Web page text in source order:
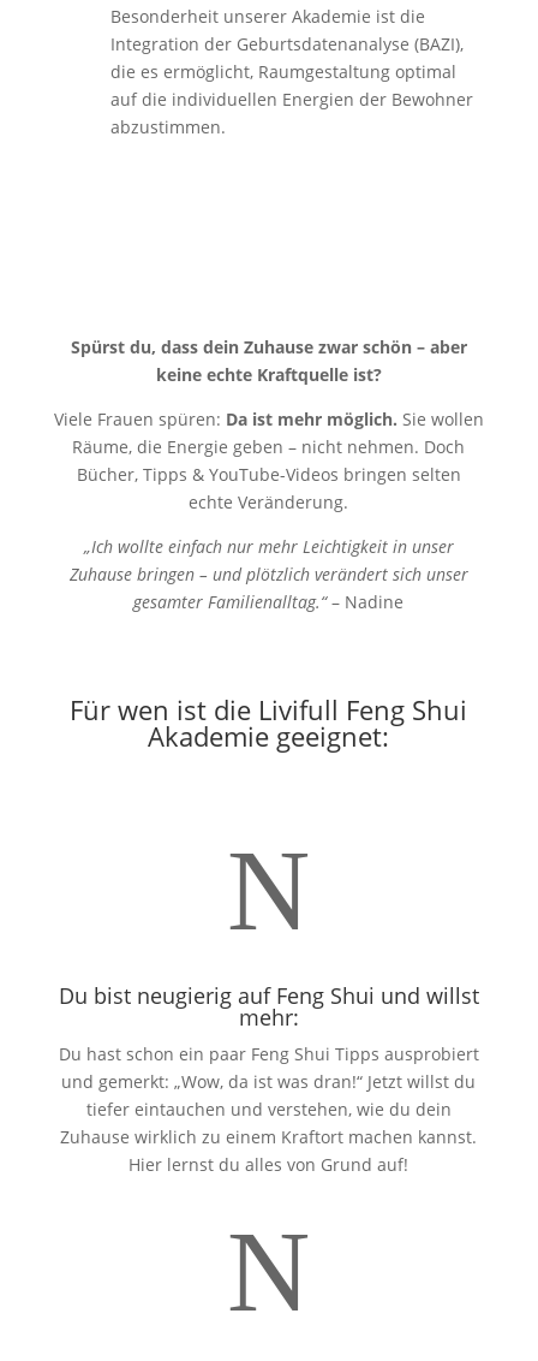
Besonderheit unserer Akademie ist die
Integration der Geburtsdatenanalyse (BAZI),
die es ermöglicht, Raumgestaltung optimal
auf die individuellen Energien der Bewohner
abzustimmen.
Spürst du, dass dein Zuhause zwar schön – aber
keine echte Kraftquelle ist?
Viele Frauen spüren: Da ist mehr möglich. Sie wollen
Räume, die Energie geben – nicht nehmen. Doch
Bücher, Tipps & YouTube-Videos bringen selten
echte Veränderung.
„Ich wollte einfach nur mehr Leichtigkeit in unser
Zuhause bringen – und plötzlich verändert sich unser
gesamter Familienalltag.“– Nadine
Für wen ist die Livifull Feng Shui
Akademie geeignet:
N
Du bist neugierig auf Feng Shui und willst
mehr:
Du hast schon ein paar Feng Shui Tipps ausprobiert
und gemerkt: „Wow, da ist was dran!“ Jetzt willst du
tiefer eintauchen und verstehen, wie du dein
Zuhause wirklich zu einem Kraftort machen kannst.
Hier lernst du alles von Grund auf!
N